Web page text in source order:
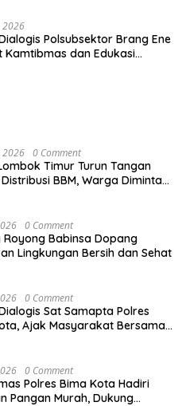
2026
Polsubsektor Brang Ene
Kamtibmas dan Edukasi
2026 0 Comment
Timur Turun Tangan
BBM, Warga Diminta
0 Comment
Royong Babinsa Dopang
Lingkungan Bersih dan Sehat
0 Comment
Sat Samapta Polres
Ajak Masyarakat Bersama
0 Comment
Polres Bima Kota Hadiri
Pangan Murah, Dukung